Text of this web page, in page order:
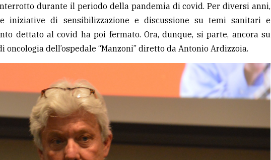
durante il periodo della pandemia di covid. Per diversi anni,
iniziative di sensibilizzazione e discussione su temi sanitari e
dettato al covid ha poi fermato. Ora, dunque, si parte, ancora su
dell’ospedale “Manzoni” diretto da Antonio Ardizzoia.